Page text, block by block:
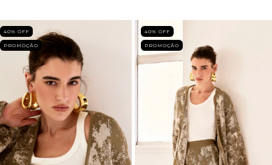
40% OFF
PROMOÇÃO
40% OFF
PROMOÇÃO